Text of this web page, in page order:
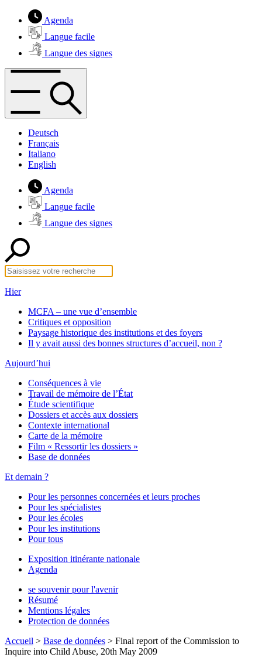
Agenda
Langue facile
Langue des signes
Deutsch
Français
Italiano
English
Agenda
Langue facile
Langue des signes
Hier
MCFA – une vue d’ensemble
Critiques et opposition
Paysage historique des institutions et des foyers
Il y avait aussi des bonnes structures d’accueil, non ?
Aujourd’hui
Conséquences à vie
Travail de mémoire de l’État
Étude scientifique
Dossiers et accès aux dossiers
Contexte international
Carte de la mémoire
Film « Ressortir les dossiers »
Base de données
Et demain ?
Pour les personnes concernées et leurs proches
Pour les spécialistes
Pour les écoles
Pour les institutions
Pour tous
Exposition itinérante nationale
Agenda
se souvenir pour l'avenir
Résumé
Mentions légales
Protection de données
Accueil > Base de données > Final report of the Commission to
Inquire into Child Abuse, 20th May 2009